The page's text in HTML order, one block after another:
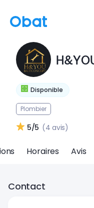
Disponible
Plombier
5/5 (4 avis)
Horaires Avis
Contact